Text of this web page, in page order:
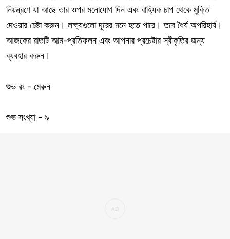
নিয়ন্ত্রণে যা আছে তার ওপর মনোযোগ দিন এবং বাহ্যিক চাপ থেকে মুক্তি
দেওয়ার চেষ্টা করুন। লক্ষ্যগুলো দূরের মনে হতে পারে। তবে ধৈর্য অপরিহার্য।
আজকের রাতটি আত্ম-প্রতিফলন এবং আপনার প্রচেষ্টার স্বীকৃতির জন্য
ব্যবহার করুন।
শুভ রং - মেরুন
শুভ সংখ্যা - ৯